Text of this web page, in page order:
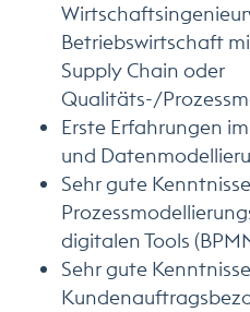
Betriebswirtschaft
Supply Chain oder
Qualitäts-/
Erste Erfahrungen
und
Sehr gute
digitalen Tools
Sehr gute